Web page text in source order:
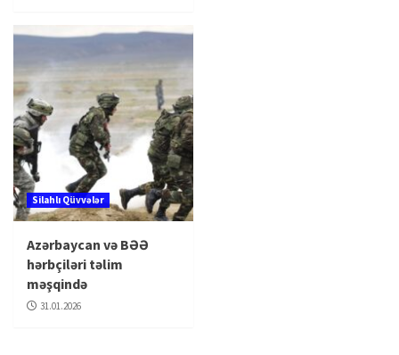
Silahlı Qüvvələr
Azərbaycan və BƏƏ
hərbçiləri təlim
məşqində
31.01.2026